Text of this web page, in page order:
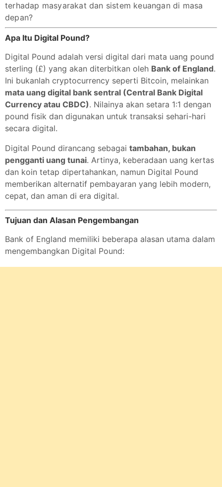
terhadap masyarakat dan sistem keuangan di masa
depan?
Apa Itu Digital Pound?
Digital Pound adalah versi digital dari mata uang pound
sterling (£) yang akan diterbitkan oleh Bank of England.
Ini bukanlah cryptocurrency seperti Bitcoin, melainkan
mata uang digital bank sentral (Central Bank Digital
Currency atau CBDC). Nilainya akan setara 1:1 dengan
pound fisik dan digunakan untuk transaksi sehari-hari
secara digital.
Digital Pound dirancang sebagai tambahan, bukan
pengganti uang tunai. Artinya, keberadaan uang kertas
dan koin tetap dipertahankan, namun Digital Pound
memberikan alternatif pembayaran yang lebih modern,
cepat, dan aman di era digital.
Tujuan dan Alasan Pengembangan
Bank of England memiliki beberapa alasan utama dalam
mengembangkan Digital Pound: